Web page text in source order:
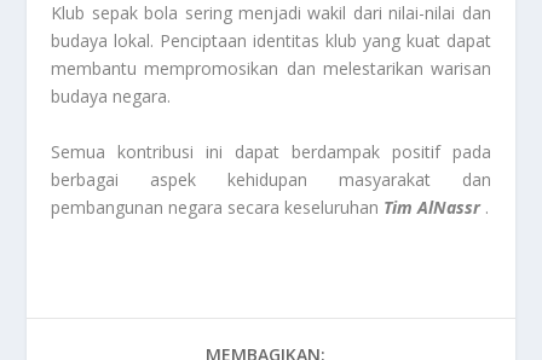
Klub sepak bola sering menjadi wakil dari nilai-nilai dan
budaya lokal. Penciptaan identitas klub yang kuat dapat
membantu mempromosikan dan melestarikan warisan
budaya negara.
Semua kontribusi ini dapat berdampak positif pada
berbagai aspek kehidupan masyarakat dan
pembangunan negara secara keseluruhan Tim AlNassr .
MEMBAGIKAN: